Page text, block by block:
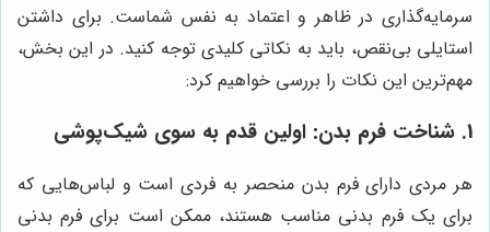
سرمایه‌گذاری در ظاهر و اعتماد به نفس شماست. برای داشتن
استایلی بی‌نقص، باید به نکاتی کلیدی توجه کنید. در این بخش،
مهم‌ترین این نکات را بررسی خواهیم کرد:
1. شناخت فرم بدن: اولین قدم به سوی شیک‌پوشی
هر مردی دارای فرم بدن منحصر به فردی است و لباس‌هایی که
برای یک فرم بدنی مناسب هستند، ممکن است برای فرم بدنی